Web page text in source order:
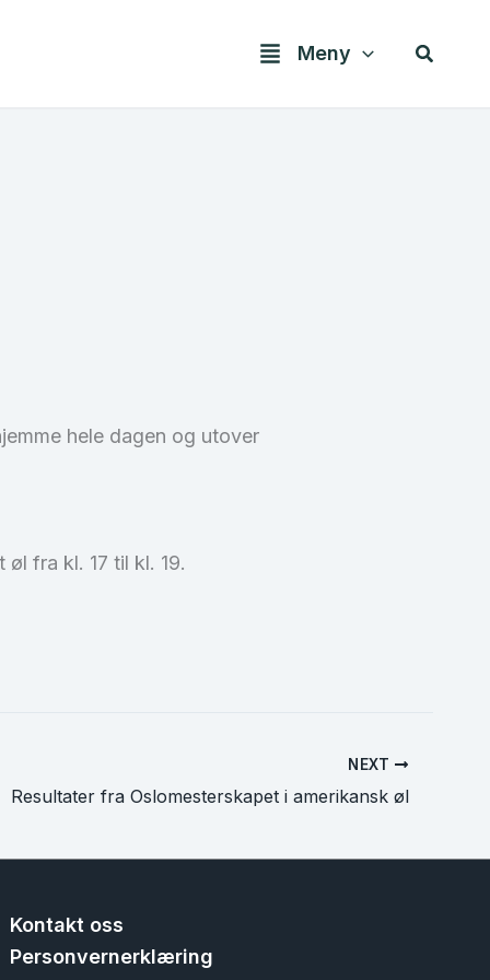
Meny Søk
hele dagen og utover
fra kl. 17 til kl. 19.
NEXT
Resultater fra Oslomesterskapet i amerikansk øl
Kontakt oss
Personvernerklæring